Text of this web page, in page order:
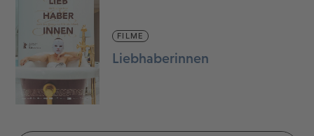
FILME
Liebhaberinnen